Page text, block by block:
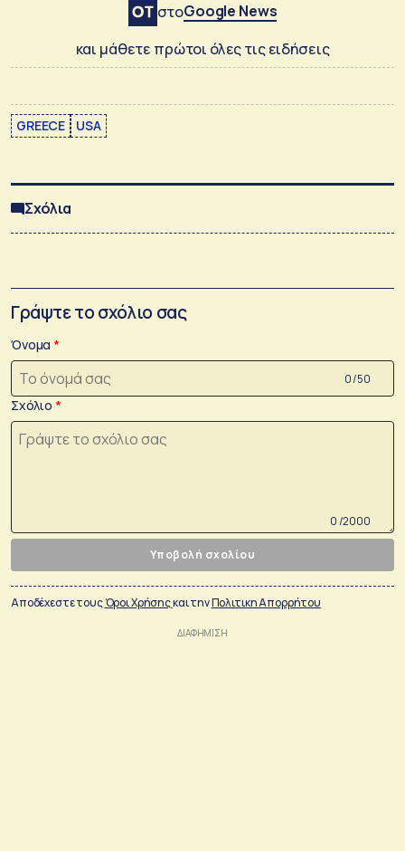
στοGoogle News
και μάθετε πρώτοι όλες τις ειδήσεις
GREECE USA
Σχόλια
Γράψτε το σχόλιο σας
Όνομα
0 /50
Σχόλιο
0 /2000
Υποβολή σχολίου
Αποδέχεστε τουςΌροι Χρήσηςκαι τηνΠολιτικη Απορρήτου